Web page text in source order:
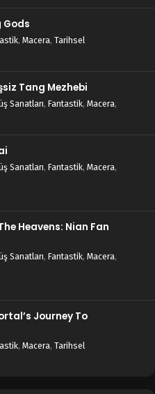
Gods
, Macera, Tarihsel
Tang Mezhebi
Sanatları, Fantastik, Macera,
Sanatları, Fantastik, Macera,
Heavens: Nian Fan
Sanatları, Fantastik, Macera,
Journey To
, Macera, Tarihsel